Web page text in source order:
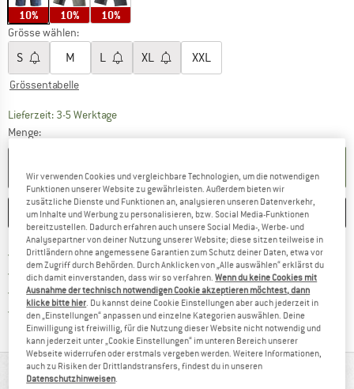
10% 10% 10%
Grösse wählen:
S M L XL XXL
Grössentabelle
Lieferzeit: 3-5 WerktageDer Link öffnet sich in einer Infobox und
Menge:
MERKEN VERGLEICHEN
Portofrei ab CHF 100 (CH)Finde mehr Informationen zu den
100 Tage RückgaberechtGehe hier zu den Rückgabe-
Kauf auf RechnungFinde die Zahlungs-Infos hier! Öffnet
Trusted Shops KäuferschutzFinde alle Infos hier!
AUF EINEN BLICK
Wir verwenden Cookies und vergleichbare Technologien, um die notwendigen
Funktionen unserer Website zu gewährleisten. Außerdem bieten wir
zusätzliche Dienste und Funktionen an, analysieren unseren Datenverkehr,
um Inhalte und Werbung zu personalisieren, bzw. Social Media-Funktionen
bereitzustellen. Dadurch erfahren auch unsere Social Media-, Werbe- und
Analysepartner von deiner Nutzung unserer Website; diese sitzen teilweise in
Drittländern ohne angemessene Garantien zum Schutz deiner Daten, etwa vor
dem Zugriff durch Behörden. Durch Anklicken von „Alle auswählen“ erklärst du
dich damit einverstanden, dass wir so verfahren.Wenn du keine Cookies mit
Ausnahme der technisch notwendigen Cookie akzeptieren möchtest, dann
klicke bitte hier . Du kannst deine Cookie Einstellungen aber auch jederzeit in
den „Einstellungen“ anpassen und einzelne Kategorien auswählen. Deine
Einwilligung ist freiwillig, für die Nutzung dieser Website nicht notwendig und
kann jederzeit unter „Cookie Einstellungen“ im unteren Bereich unserer
Webseite widerrufen oder erstmals vergeben werden. Weitere Informationen,
auch zu Risiken der Drittlandstransfers, findest du in unseren
Datenschutzhinweisen